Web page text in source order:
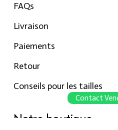
FAQs
Livraison
Paiements
Retour
Conseils pour les tailles
Notre boutique
Contact